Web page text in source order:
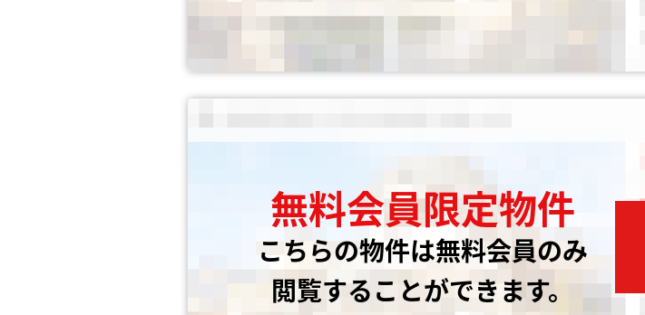
無料会員限定物件
こちらの物件は無料会員のみ
閲覧することができます。